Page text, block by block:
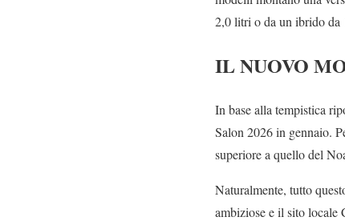
2,0 litri o da un ibrido da
IL NUOVO
In base alla tempistica
Salon 2026 in gennaio.
superiore a quello del
Naturalmente, tutto
ambiziose e il sito locale